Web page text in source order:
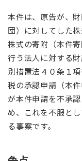
本件は、原告が、
団）に対してした
株式の寄附（本件
行う法人に対する
別措置法４０条１
税の承認申請（本
が本件申請を不承
め、これを不服と
る事案です。